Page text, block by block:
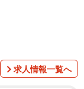
求人情報一覧へ